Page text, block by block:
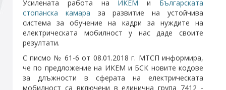
Усилената работа на ИКЕМ и Българската
стопанска камара за развитие на устойчива
система за обучение на кадри за нуждите на
електрическата мобилност у нас даде своите
резултати.
С писмо № 61-6 от 08.01.2018 г. МТСП информира,
че по предложение на ИКЕМ и БСК новите кодове
за длъжности в сферата на електрическата
мобилност са включени в единична група 7412 -